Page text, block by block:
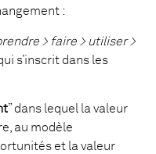
:
> faire > utiliser >
s’inscrit dans les
” dans lequel la valeur
au modèle
et la valeur